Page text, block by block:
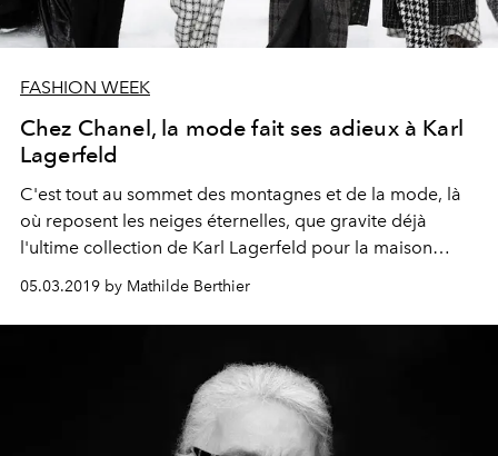
FASHION WEEK
Chez Chanel, la mode fait ses adieux à Karl
Lagerfeld
C'est tout au sommet des montagnes et de la mode, là
où reposent les neiges éternelles, que gravite déjà
l'ultime collection de Karl Lagerfeld pour la maison
05.03.2019 by Mathilde Berthier